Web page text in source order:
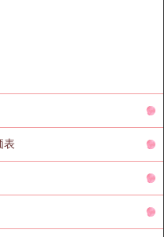
表